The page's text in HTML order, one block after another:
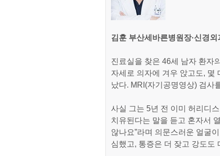
김훈 부산세바른병원장·신경외
진료실을 찾은 46세 남자 환자
자세로 의자에 겨우 앉고도, 몇
났다. MRI(자기공명영상) 검사
사실 그는 5년 전 이미 허리디
치유된다는 말을 듣고 혼자서
않나요”라며 의문스러운 얼굴
심했고, 통증은 더 잦고 강도도